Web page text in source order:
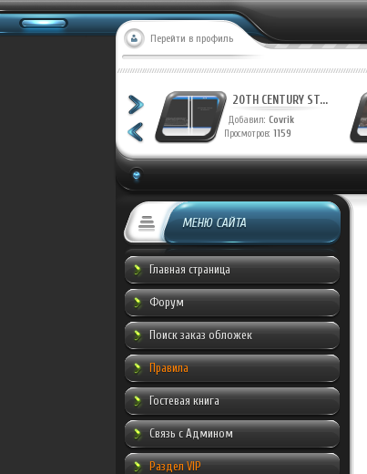
Перейти в профиль
20TH CENTURY ST... 20TH CENTURY ST...
Добавил: Covrik
Просмотров: 1159
МЕНЮ САЙТА
Главная страница
Форум
Поиск заказ обложек
Правила
Гостевая книга
Связь с Админом
Раздел VIP